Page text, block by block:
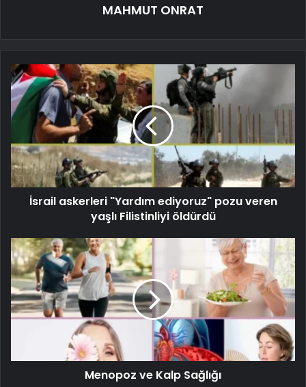
MAHMUT ONRAT
İsrail askerleri "Yardım ediyoruz" pozu veren
yaşlı Filistinliyi öldürdü
Menopoz ve Kalp Sağlığı